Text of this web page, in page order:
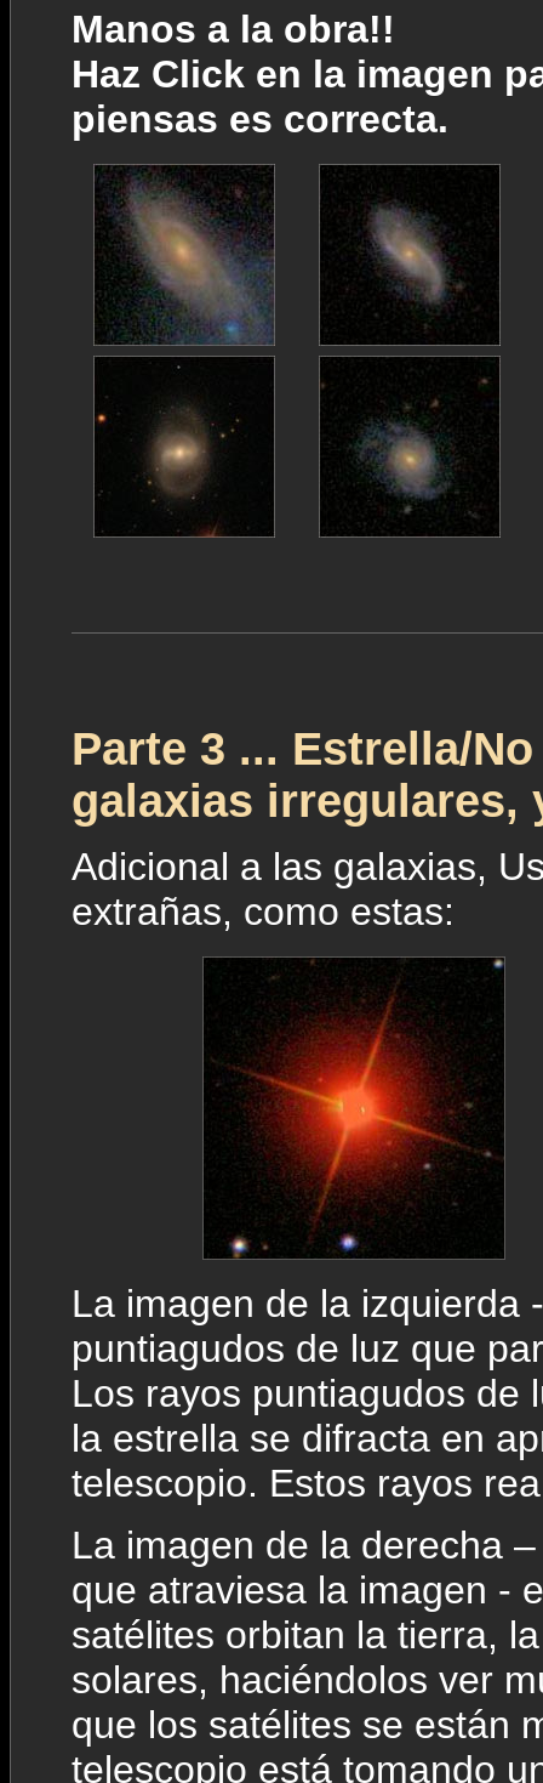
Manos a la obra!!
Haz Click en la imagen
piensas es correcta.
Parte 3 ... Estrella/
galaxias irregulares,
Adicional a las galaxias,
extrañas, como estas:
La imagen de la izquierda
puntiagudos de luz que
Los rayos puntiagudos de
la estrella se difracta en
telescopio. Estos rayos
La imagen de la derecha
que atraviesa la imagen -
satélites orbitan la tierra,
solares, haciéndolos ver
que los satélites se están
telescopio está tomando